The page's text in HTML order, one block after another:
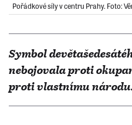
Pořádkové síly v centru Prahy. Foto:
Symbol
nebojovala proti
proti vlastnímu